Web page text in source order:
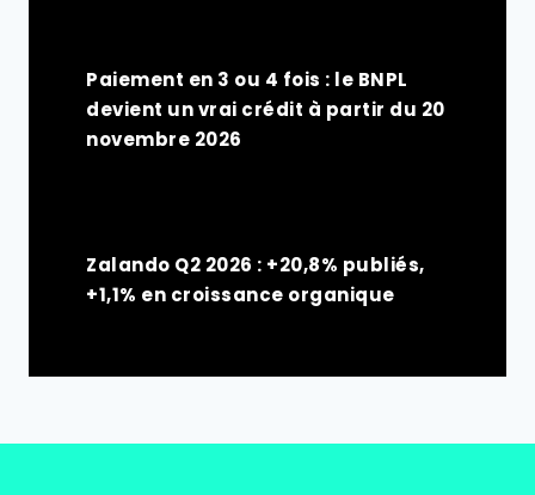
Paiement en 3 ou 4 fois : le BNPL
devient un vrai crédit à partir du 20
novembre 2026
Zalando Q2 2026 : +20,8% publiés,
+1,1% en croissance organique